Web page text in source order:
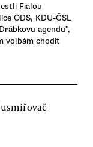
Fialou
ODS, KDU-ČSL
agendu",
volbám chodit